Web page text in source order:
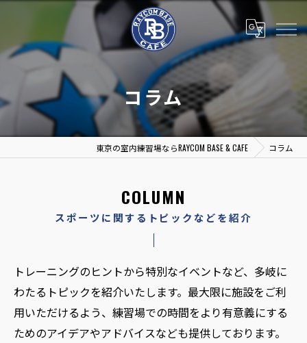
コラム
東京の室内練習場ならRAYCOM BASE & CAFE コラム
COLUMN
スポーツに関するトピックなどを紹介
トレーニングのヒントから特別なイベントなど、多岐に
わたるトピックを紹介いたします。最大限に施設をご利
用いただけるよう、練習場での時間をより有意義にする
ためのアイデアやアドバイスなども提供しております。